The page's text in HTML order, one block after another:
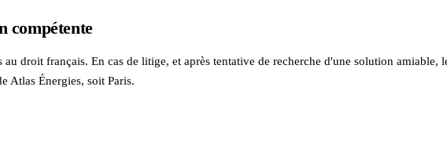
compétente
au droit français. En cas de litige, et après tentative de recherche d'une solution
Atlas Énergies, soit Paris.